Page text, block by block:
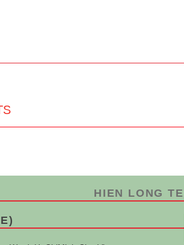
HIEN LONG